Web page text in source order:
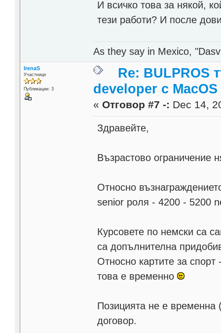
И всичко това за някой,
тези работи? И после
As they say in Mexico,
IrenaS
Участници
Публикации: 3
Re: BULPROS
developer c MacOS
« Отговор #7 -: Dec 14,
Здравейте,
Възрастово ограничение
Относно
senior роля - 4200 - 5200
Курсовете по немски са
са допълнителна
Относно картите за
това е временно
Позицията не е временна
договор.